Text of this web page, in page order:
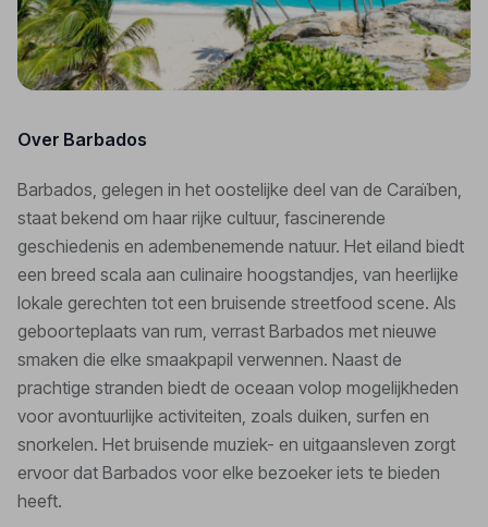
Over Barbados
Barbados, gelegen in het oostelijke deel van de Caraïben,
staat bekend om haar rijke cultuur, fascinerende
geschiedenis en adembenemende natuur. Het eiland biedt
een breed scala aan culinaire hoogstandjes, van heerlijke
lokale gerechten tot een bruisende streetfood scene. Als
geboorteplaats van rum, verrast Barbados met nieuwe
smaken die elke smaakpapil verwennen. Naast de
prachtige stranden biedt de oceaan volop mogelijkheden
voor avontuurlijke activiteiten, zoals duiken, surfen en
snorkelen. Het bruisende muziek- en uitgaansleven zorgt
ervoor dat Barbados voor elke bezoeker iets te bieden
heeft.